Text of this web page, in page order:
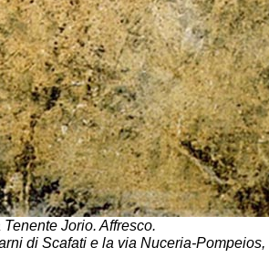
Jorio. Affresco.
di Scafati e la via Nuceria-Pompeios,